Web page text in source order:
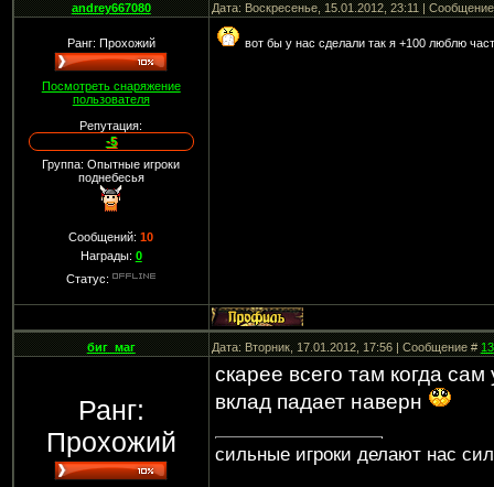
andrey667080 Дата: Воскресенье, 15.01.2012, 23:11 |
Ранг: Прохожий
Посмотреть снаряжение
пользователя
Репутация:
-5
Группа: Опытные игроки
поднебесья
Сообщений:10
Награды: 0
Статус:
вот бы у нас сделали так я +100 люблю
биг_маг Дата: Вторник, 17.01.2012, 17:56 | Сообщение #13
Ранг:
Прохожий
скарее всего там когда
вклад падает наверн
сильные игроки делают нас